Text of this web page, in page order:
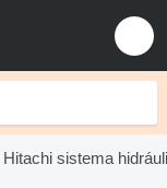
Hitachi sistema